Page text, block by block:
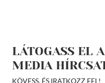
LÁTOGASS EL
MEDIA
KÖVESS, ÉS IRATKOZZ FEL!